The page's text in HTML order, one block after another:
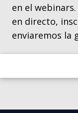
en el
en directo,
enviaremos la